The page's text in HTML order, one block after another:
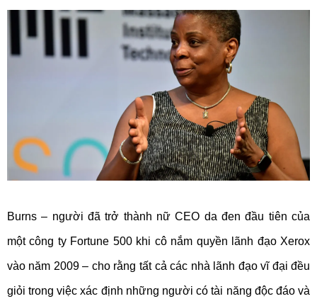
Burns – người đã trở thành nữ CEO da đen đầu tiên của
một công ty Fortune 500 khi cô nắm quyền lãnh đạo Xerox
vào năm 2009 – cho rằng tất cả các nhà lãnh đạo vĩ đại đều
giỏi trong việc xác định những người có tài năng độc đáo và